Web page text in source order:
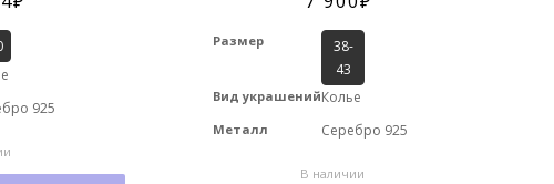
925
Размер
38-
43
Вид украшенийКолье
Металл Серебро 925
В наличии